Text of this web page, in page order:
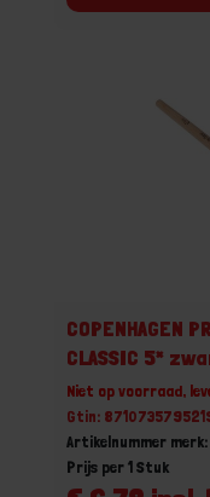
COPENHAGEN
CLASSIC 5*
FSC houten
Niet op voorraad,
Gtin:
Artikelnummer merk:
Prijs per 1 Stuk